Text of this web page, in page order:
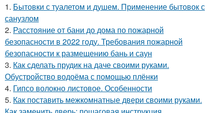
1. Бытовки с туалетом и душем. Применение бытовок с
санузлом
2. Расстояние от бани до дома по пожарной
безопасности в 2022 году. Требования пожарной
безопасности к размещению бань и саун
3. Как сделать прудик на даче своими руками.
Обустройство водоёма с помощью плёнки
4. Гипсо волокно листовое. Особенности
5. Как поставить межкомнатные двери своими руками.